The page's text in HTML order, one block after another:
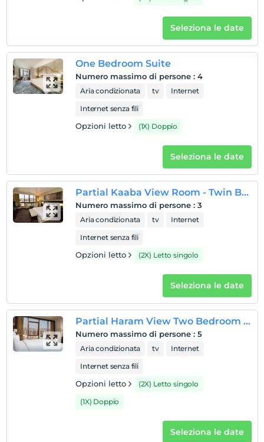
Seleziona le date
One Bedroom Suite
Numero massimo di persone : 4
Aria condizionata tv
Internet
Internet senza fili
Opzioni letto (1X) Doppio
Seleziona le date
Partial Kaaba View Room - Twin Beds
Numero massimo di persone : 3
Aria condizionata tv
Internet
Internet senza fili
Opzioni letto (2X) Letto singolo
Seleziona le date
Partial Haram View Two Bedroom Family Suite
Numero massimo di persone : 5
Aria condizionata tv
Internet
Internet senza fili
Opzioni letto
(2X) Letto singolo
(1X) Doppio
Seleziona le date